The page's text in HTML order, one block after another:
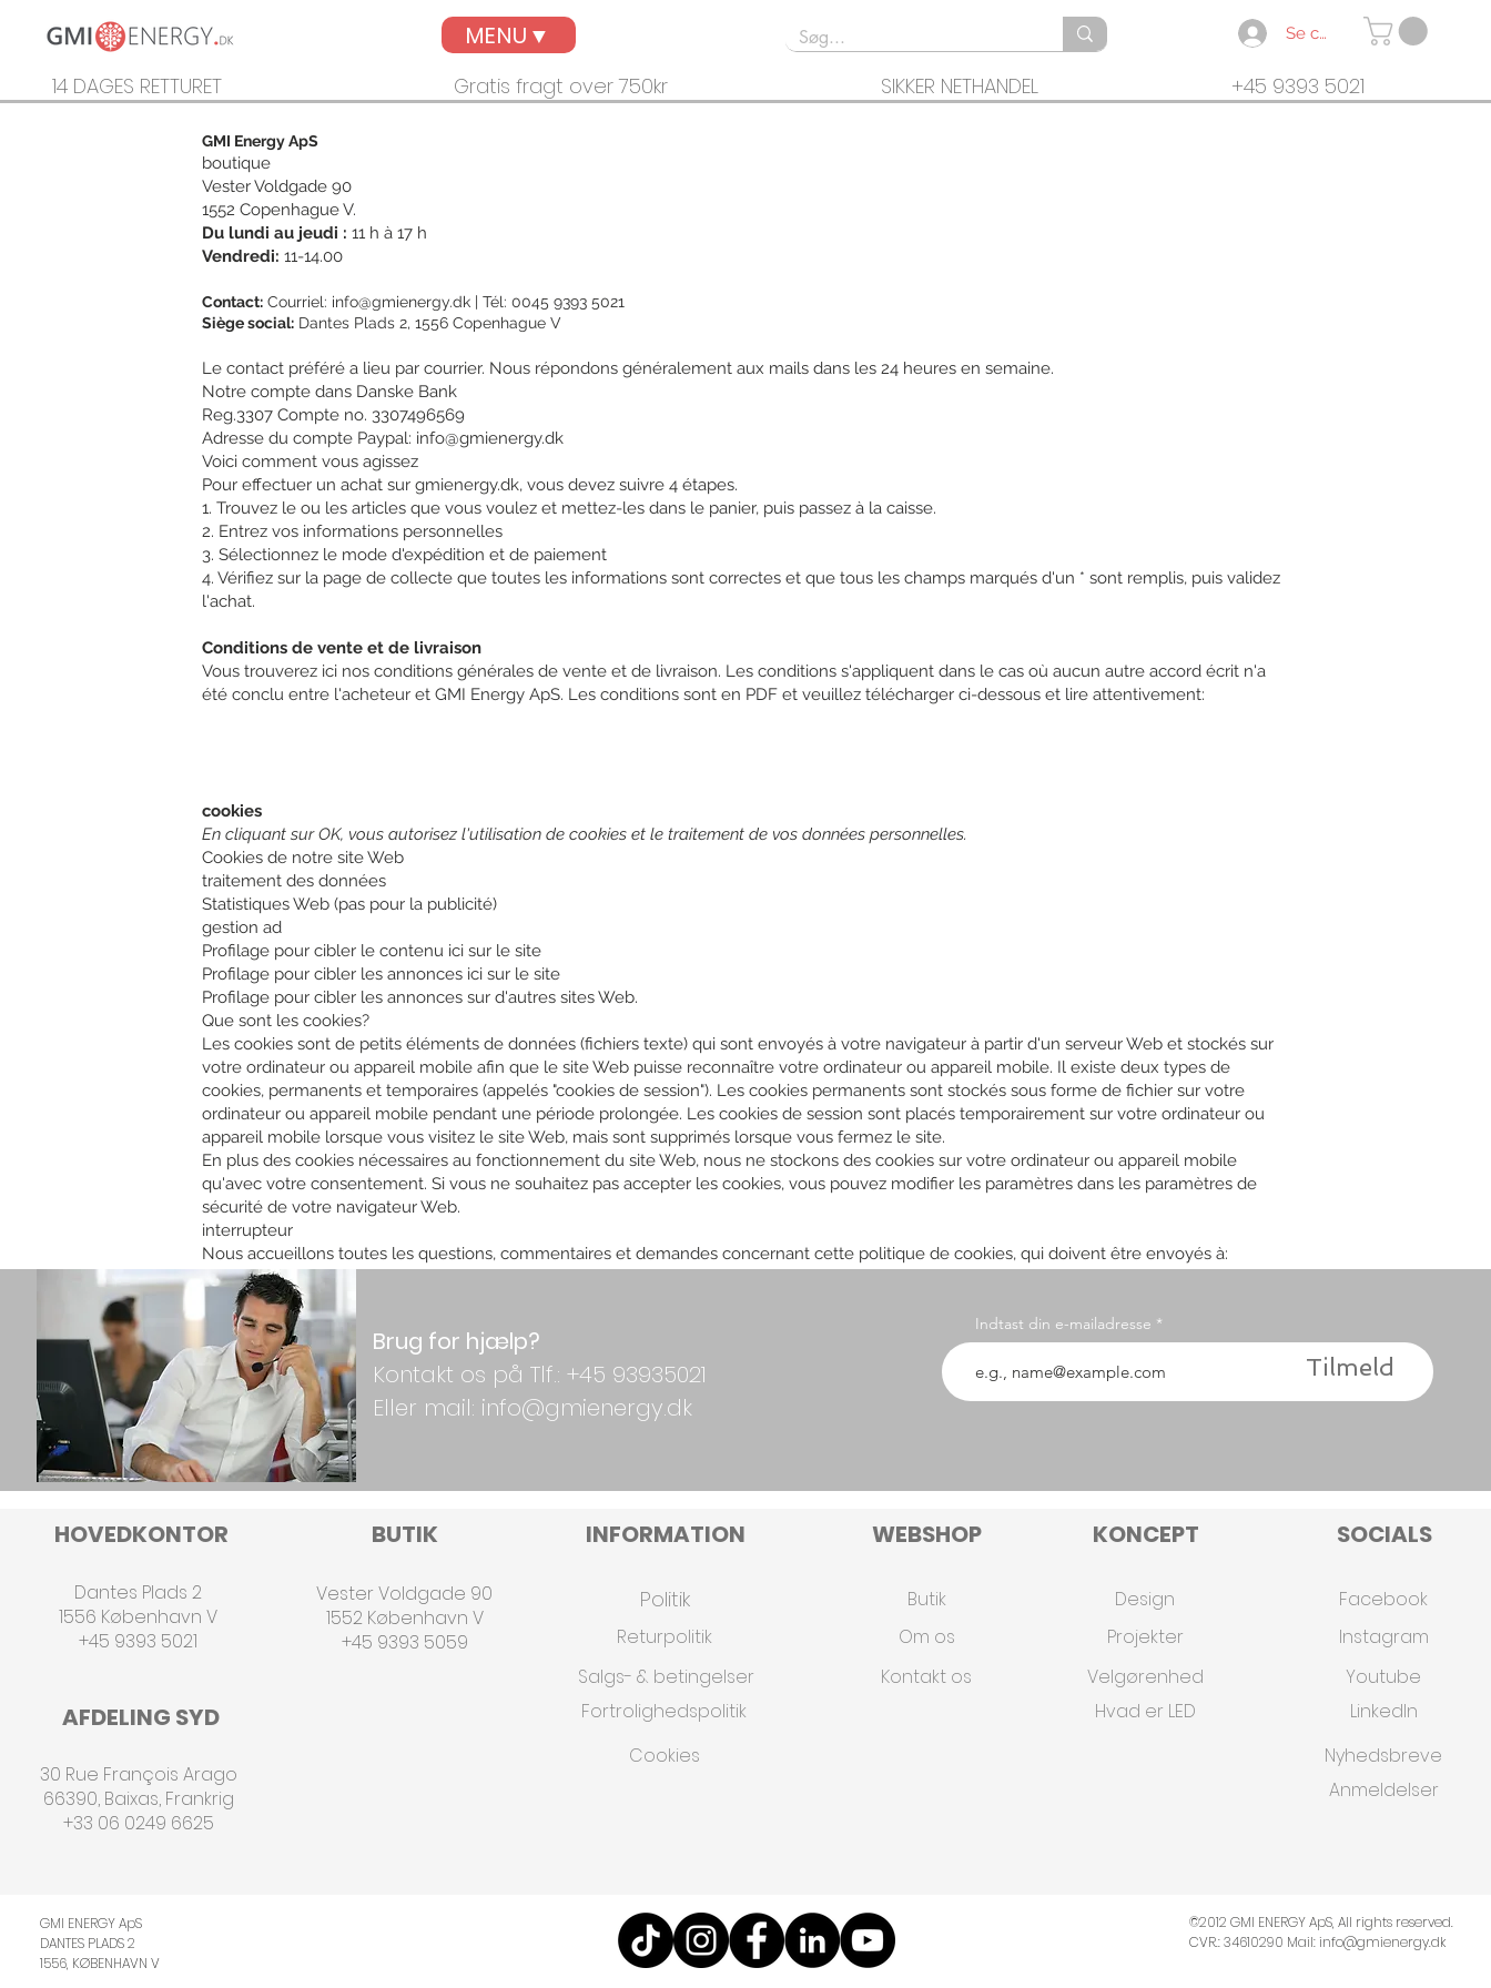
MENU▼ Se connecter
14 DAGES RETTURET Gratis fragt over 750kr SIKKER NETHANDEL +45 9393 5021
GMI Energy ApS
boutique
Vester Voldgade 90
1552 Copenhague V.
Du lundi au jeudi : 11 h à 17 h
Vendredi: 11-14.00
Contact: Courriel: info@gmienergy.dk | Tél: 0045 9393 5021
Siège social: Dantes Plads 2, 1556 Copenhague V
Le contact préféré a lieu par courrier. Nous répondons généralement aux mails dans les 24 heures en semaine.
Notre compte dans Danske Bank
Reg.3307 Compte no. 3307496569
Adresse du compte Paypal: info@gmienergy.dk
Voici comment vous agissez
Pour effectuer un achat sur gmienergy.dk, vous devez suivre 4 étapes.
1. Trouvez le ou les articles que vous voulez et mettez-les dans le panier, puis passez à la caisse.
2. Entrez vos informations personnelles
3. Sélectionnez le mode d'expédition et de paiement
4. Vérifiez sur la page de collecte que toutes les informations sont correctes et que tous les champs marqués d'un * sont remplis, puis validez
l'achat.
Conditions de vente et de livraison
Vous trouverez ici nos conditions générales de vente et de livraison. Les conditions s'appliquent dans le cas où aucun autre accord écrit n'a
été conclu entre l'acheteur et GMI Energy ApS. Les conditions sont en PDF et veuillez télécharger ci-dessous et lire attentivement:
cookies
En cliquant sur OK, vous autorisez l'utilisation de cookies et le traitement de vos données personnelles.
Cookies de notre site Web
traitement des données
Statistiques Web (pas pour la publicité)
gestion ad
Profilage pour cibler le contenu ici sur le site
Profilage pour cibler les annonces ici sur le site
Profilage pour cibler les annonces sur d'autres sites Web.
Que sont les cookies?
Les cookies sont de petits éléments de données (fichiers texte) qui sont envoyés à votre navigateur à partir d'un serveur Web et stockés sur
votre ordinateur ou appareil mobile afin que le site Web puisse reconnaître votre ordinateur ou appareil mobile. Il existe deux types de
cookies, permanents et temporaires (appelés "cookies de session"). Les cookies permanents sont stockés sous forme de fichier sur votre
ordinateur ou appareil mobile pendant une période prolongée. Les cookies de session sont placés temporairement sur votre ordinateur ou
appareil mobile lorsque vous visitez le site Web, mais sont supprimés lorsque vous fermez le site.
En plus des cookies nécessaires au fonctionnement du site Web, nous ne stockons des cookies sur votre ordinateur ou appareil mobile
qu'avec votre consentement. Si vous ne souhaitez pas accepter les cookies, vous pouvez modifier les paramètres dans les paramètres de
sécurité de votre navigateur Web.
interrupteur
Nous accueillons toutes les questions, commentaires et demandes concernant cette politique de cookies, qui doivent être envoyés à:
info@gmienergy.dk
Brug for hjælp?
Kontakt os på Tlf.: +45 93935021
Eller mail: info@gmienergy.dk
Indtast din e-mailadresse
Tilmeld
HOVEDKONTOR
Dantes Plads 2
1556 København V
+45 9393 5021
BUTIK INFORMATION
Vester Voldgade 90
1552 København V
+45 9393 5059
Politik
Returpolitik
Salgs- & betingelser
AFDELING SYD
30 Rue François Arago
66390, Baixas, Frankrig
+33 06 0249 6625
Fortrolighedspolitik
Cookies
WEBSHOP
Butik
Om os
Kontakt os
KONCEPT
Design
Projekter
Velgørenhed
Hvad er LED
SOCIALS
Facebook
Instagram
Youtube
Linkedln
Nyhedsbreve
Anmeldelser
GMI ENERGY ApS
DANTES PLADS 2
1556, KØBENHAVN V
©2012 GMI ENERGY ApS, All rights reserved.
CVR.: 34610290 Mail:info@gmienergy.dk